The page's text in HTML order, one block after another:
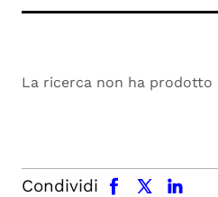
La ricerca non ha prodotto
Condividi
facebook x.com linkedin